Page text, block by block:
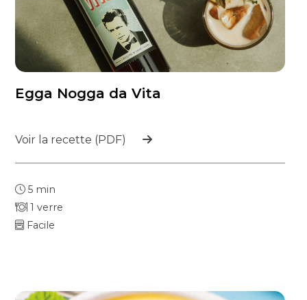
Egga Nogga da Vita
Voir la recette (PDF)
5 min
1 verre
Facile